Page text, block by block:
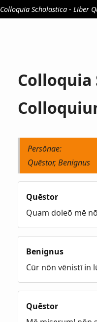
Colloquia Scholastica - Liber
Colloquia
Persōnae:
Quēstor, Benignus
Quēstor
Quam doleō mē
Benignus
Cūr nōn vēnistī in
Quēstor